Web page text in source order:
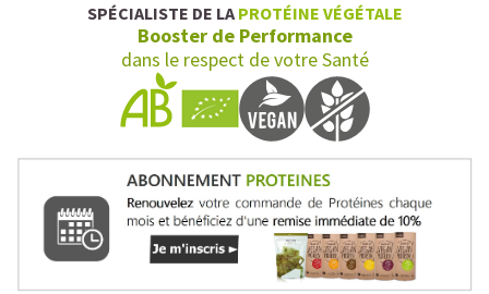
Dans le souci d'améliorer leur confort digestif,
plus de sportifs délaissent les barres aux céréales
contenant du gluten au profit des barres bio, fabriquées
exclusivement à partir d'ingrédients sans gluten (chia,
graine tournesol, courge etc) et associant de laproteine
vegan, sans protéine de lait whey. Lors d'effort
SPÉCIALISTE DE LA PROTÉINE VÉGÉTALE
Booster de Performance
dans le respect de votre Santé